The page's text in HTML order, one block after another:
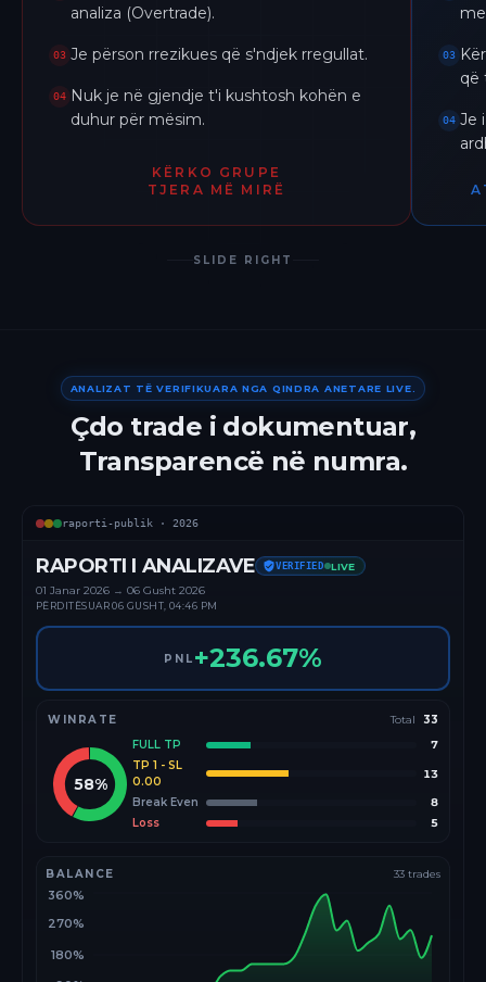
analiza (Overtrade).
03 Je përson rrezikues që s'ndjek rregullat.
04 Nuk je në gjendje t'i kushtosh kohën e
duhur për mësim.
KËRKO GRUPE
TJERA MË MIRË
03
që
04 Je
SLIDE RIGHT
ANALIZAT TË VERIFIKUARA NGA QINDRA ANETARE LIVE.
Çdo trade i dokumentuar,
Transparencë në numra.
raporti-publik · 2026
RAPORTI I ANALIZAVE VERIFIED LIVE
01 Janar 2026 → 06 Gusht 2026
PËRDITËSUAR06 GUSHT, 04:46 PM
PNL +236.67%
WINRATE Total 33
58%
FULL TP
7
TP 1 - SL
0.00
13
Break Even
8
Loss
5
BALANCE 33 trades
180%
270%
360%